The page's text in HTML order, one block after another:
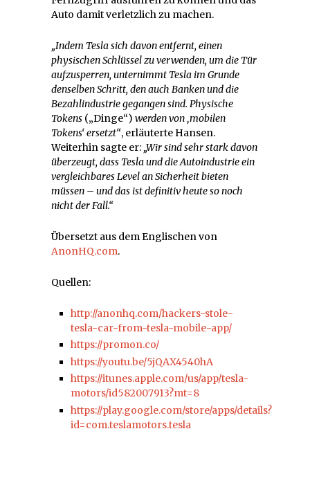
Auto damit verletzlich zu machen.
„Indem Tesla sich davon entfernt, einen
physischen Schlüssel zu verwenden, um die Tür
aufzusperren, unternimmt Tesla im Grunde
denselben Schritt, den auch Banken und die
Bezahlindustrie gegangen sind. Physische
Tokens („Dinge“) werden von ‚mobilen
Tokens‘ ersetzt“, erläuterte Hansen.
Weiterhin sagte er:„Wir sind sehr stark davon
überzeugt, dass Tesla und die Autoindustrie ein
vergleichbares Level an Sicherheit bieten
müssen – und das ist definitiv heute so noch
nicht der Fall.“
Übersetzt aus dem Englischen von
AnonHQ.com.
Quellen:
http://anonhq.com/hackers-stole-
tesla-car-from-tesla-mobile-app/
https://promon.co/
https://youtu.be/5jQAX4540hA
https://itunes.apple.com/us/app/tesla-
motors/id582007913?mt=8
https://play.google.com/store/apps/details?
id=com.teslamotors.tesla